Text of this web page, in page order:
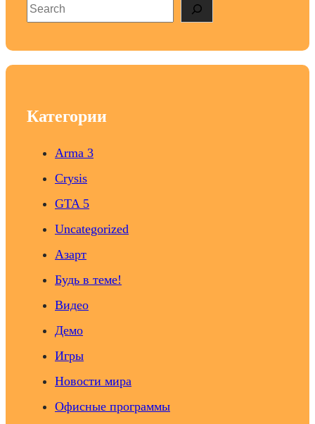
S
e
Категории
Arma 3
Crysis
GTA 5
Uncategorized
Азарт
Будь в теме!
Видео
Демо
Игры
Новости мира
Офисные программы